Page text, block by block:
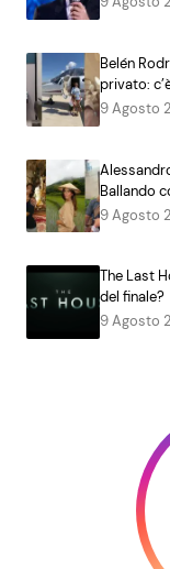
Belén
privato:
9 Agosto
Ballando
9 Agosto
The Last
del finale?
9 Agosto